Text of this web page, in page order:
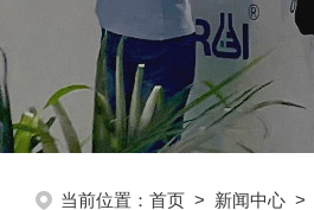
当前位置： 首页> 新闻中心>